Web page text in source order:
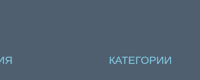
КАТЕГОРИИ